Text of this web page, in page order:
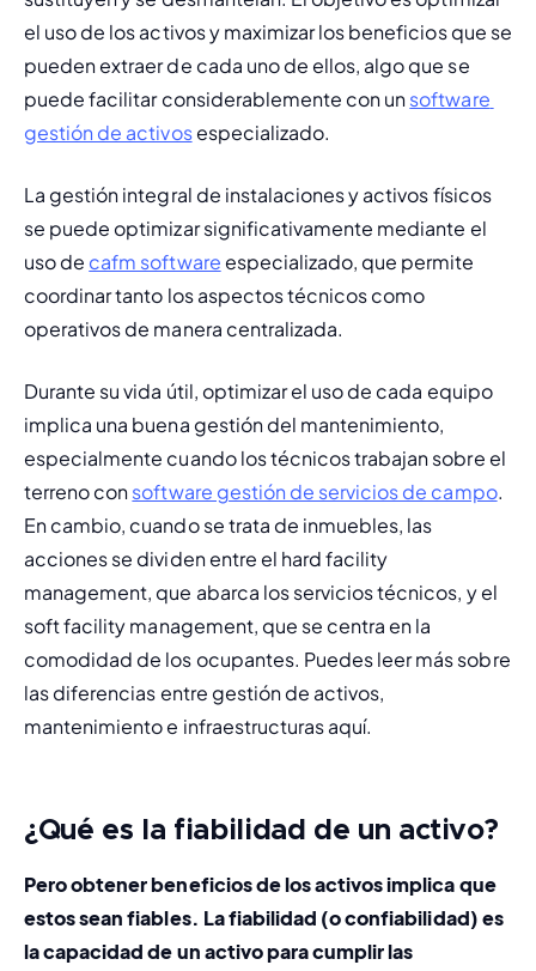
el uso de los activos y maximizar los beneficios que se
pueden extraer de cada uno de ellos, algo que se
puede facilitar considerablemente con un software
gestión de activos especializado.
La gestión integral de instalaciones y activos físicos
se puede optimizar significativamente mediante el
uso de cafm software especializado, que permite
coordinar tanto los aspectos técnicos como
operativos de manera centralizada.
Durante su vida útil, optimizar el uso de cada equipo
implica una buena gestión del mantenimiento,
especialmente cuando los técnicos trabajan sobre el
terreno con software gestión de servicios de campo.
En cambio, cuando se trata de inmuebles, las
acciones se dividen entre el hard facility
management, que abarca los servicios técnicos, y el
soft facility management, que se centra en la
comodidad de los ocupantes. Puedes leer más sobre
las diferencias entre gestión de activos,
mantenimiento e infraestructuras aquí.
¿Qué es la fiabilidad de un activo?
Pero obtener beneficios de los activos implica que
estos sean fiables. La fiabilidad (o confiabilidad) es
la capacidad de un activo para cumplir las